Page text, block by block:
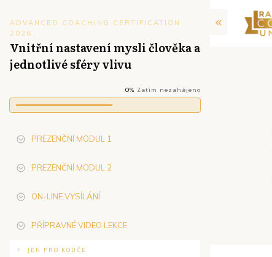
ADVANCED COACHING CERTIFICATION
2026
Vnitřní nastavení mysli člověka a
jednotlivé sféry vlivu
0% Zatím nezahájeno
PREZENČNÍ MODUL 1
PREZENČNÍ MODUL 2
ON-LINE VYSÍLÁNÍ
PŘÍPRAVNÉ VIDEO LEKCE
JEN PRO KOUČE